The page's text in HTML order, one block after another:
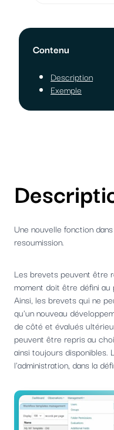
Contenu
Description
Exemple
Une nouvelle fonction
resoumission.
Les brevets peuvent être
moment doit être défini
Ainsi, les brevets qui ne
qu'un nouveau
de côté et évalués
peuvent être repris au
ainsi toujours disponibles.
l'administration, dans la